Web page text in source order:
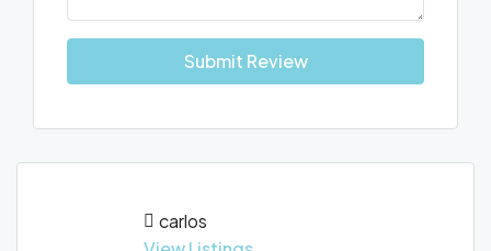
Submit Review
carlos